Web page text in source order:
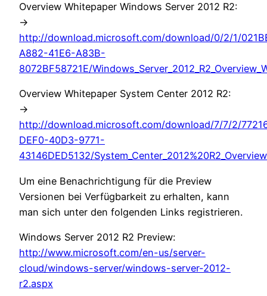
Overview Whitepaper Windows Server 2012 R2:
->
http://download.microsoft.com/download/0/2/1/
A882-41E6-A83B-
8072BF58721E/
Overview Whitepaper System Center 2012 R2:
->
http://download.microsoft.com/download/7/7/2/
DEF0-40D3-9771-
43146DED5132/
Um eine Benachrichtigung für die Preview
Versionen bei Verfügbarkeit zu erhalten, kann
man sich unter den folgenden Links registrieren.
Windows Server 2012 R2 Preview:
http://www.microsoft.com/en-us/server-
cloud/windows-server/windows-server-2012-
r2.aspx